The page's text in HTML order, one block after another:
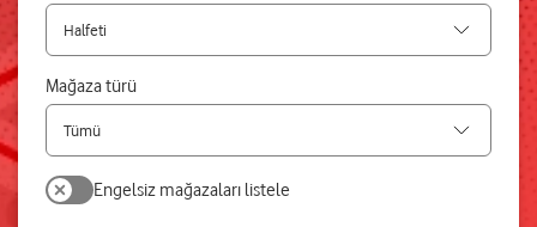
Mağaza türü
Engelsiz mağazaları listele